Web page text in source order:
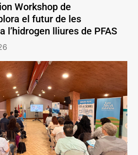
Workshop de
el futur de les
l’hidrogen lliures de PFAS